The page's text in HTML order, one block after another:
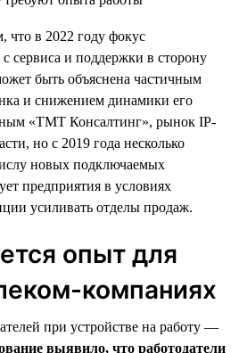
в 2022 году фокус
с сервиса и поддержки в сторону
быть объяснена частичным
и снижением динамики его
«ТМТ Консалтинг», рынок IP-
но с 2019 года несколько
новых подключаемых
предприятия в условиях
усиливать отделы продаж.
опыт для
компаниях
при устройстве на работу —
выявило, что работодатели